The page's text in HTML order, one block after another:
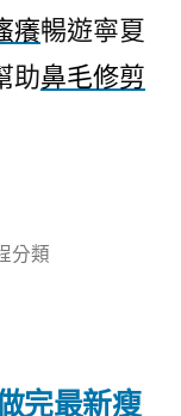
癢暢遊寧夏
助鼻毛修剪
分類
完最新瘦